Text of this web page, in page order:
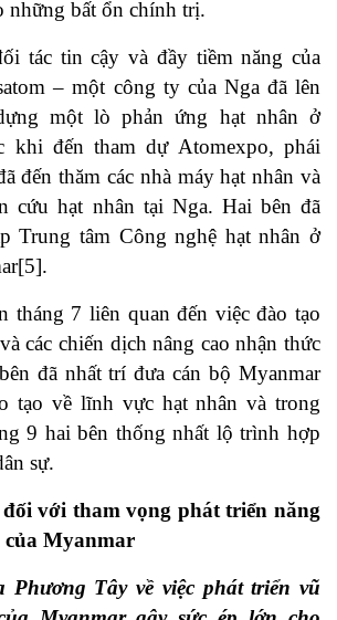
những bất ổn chính trị.
tác tin cậy và đầy tiềm năng của
– một công ty của Nga đã lên
một lò phản ứng hạt nhân ở
khi đến tham dự Atomexpo, phái
đến thăm các nhà máy hạt nhân và
cứu hạt nhân tại Nga. Hai bên đã
Trung tâm Công nghệ hạt nhân ở
tháng 7 liên quan đến việc đào tạo
các chiến dịch nâng cao nhận thức
đã nhất trí đưa cán bộ Myanmar
tạo về lĩnh vực hạt nhân và trong
9 hai bên thống nhất lộ trình hợp
sự.
với tham vọng phát triển năng
Myanmar
Phương Tây về việc phát triển vũ